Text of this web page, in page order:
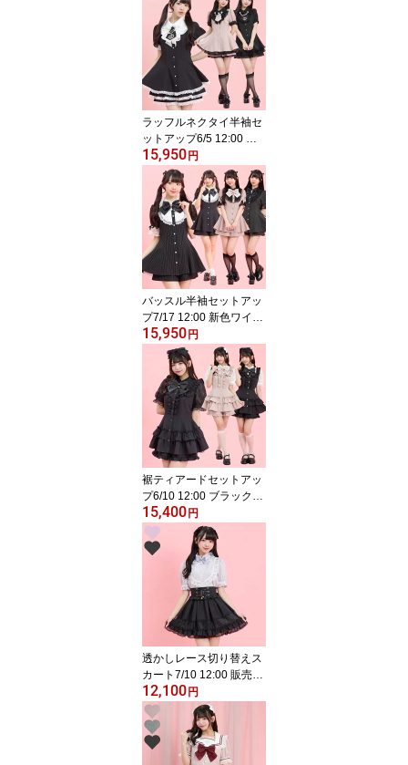
トsecrethoney シーク
レットハニー シーハ
ニ 量産型 地雷系 双
子コーデ 参戦服 レデ
ィース 可愛い 無地
チェック ブラック
黒 ピンク グレー
ラッフルネクタイ半袖セ
ットアップ6/5 12:00 ピ
ンク・ストライプクロ再
入荷4/22 12:00 販売スタ
ートsecrethoney シー
クレットハニー シーハ
ニ 量産型 地雷系 参
戦服 レディース 可愛
い 無地 ストライプ
ピンク ブラック 黒
15,950円
バッスル半袖セットアッ
プ7/17 12:00 新色ワイン
登場4/15 12:00 販売スタ
ートsecrethoney シー
クレットハニー シーハ
ニ 量産型 地雷系 参
戦服 レディース 可
愛い 半袖 無地 スト
ライプ ピンク グレ
ー ブラック 黒 レー
15,950円
裾ティアードセットアッ
プ6/10 12:00 ブラック再
入荷4/3 12:00 販売スタ
ートsecrethoney シー
クレットハニー シーハ
ニ 量産型 地雷系 参
戦服 レディース 可愛
い 半袖 無地 ピン
ク ブラック 黒
15,400円
透かしレース切り替えス
カート7/10 12:00 販売ス
タートsecrethoney シ
ークレットハニー シー
ハニ 量産型 地雷系
双子コーデ 参戦服 レ
ディース ガーリー ラ
12,100円